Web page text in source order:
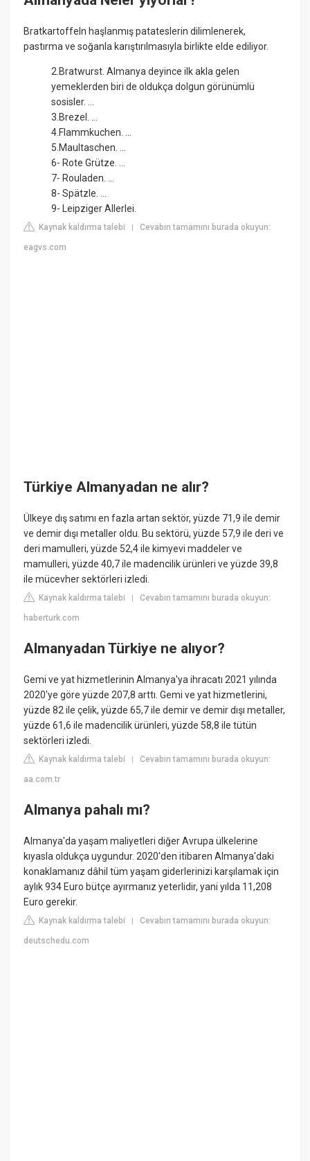
Bratkartoffeln haşlanmış patateslerin dilimlenerek,
pastırma ve soğanla karıştırılmasıyla birlikte elde ediliyor.
2.Bratwurst. Almanya deyince ilk akla gelen
yemeklerden biri de oldukça dolgun görünümlü
sosisler. ...
3.Brezel. ...
4.Flammkuchen. ...
5.Maultaschen. ...
6- Rote Grütze. ...
7- Rouladen. ...
8- Spätzle. ...
9- Leipziger Allerlei.
Kaynak kaldırma talebi |Cevabın tamamını burada okuyun:
eagvs.com
Türkiye Almanyadan ne alır?
Ülkeye dış satımı en fazla artan sektör, yüzde 71,9 ile demir
ve demir dışı metaller oldu. Bu sektörü, yüzde 57,9 ile deri ve
deri mamulleri, yüzde 52,4 ile kimyevi maddeler ve
mamulleri, yüzde 40,7 ile madencilik ürünleri ve yüzde 39,8
ile mücevher sektörleri izledi.
Kaynak kaldırma talebi |Cevabın tamamını burada okuyun:
haberturk.com
Almanyadan Türkiye ne alıyor?
Gemi ve yat hizmetlerinin Almanya'ya ihracatı 2021 yılında
2020'ye göre yüzde 207,8 arttı. Gemi ve yat hizmetlerini,
yüzde 82 ile çelik, yüzde 65,7 ile demir ve demir dışı metaller,
yüzde 61,6 ile madencilik ürünleri, yüzde 58,8 ile tütün
sektörleri izledi.
Kaynak kaldırma talebi |Cevabın tamamını burada okuyun:
aa.com.tr
Almanya pahalı mı?
Almanya'da yaşam maliyetleri diğer Avrupa ülkelerine
kıyasla oldukça uygundur. 2020'den itibaren Almanya'daki
konaklamanız dâhil tüm yaşam giderlerinizi karşılamak için
aylık 934 Euro bütçe ayırmanız yeterlidir, yani yılda 11,208
Euro gerekir.
Kaynak kaldırma talebi |Cevabın tamamını burada okuyun:
deutschedu.com